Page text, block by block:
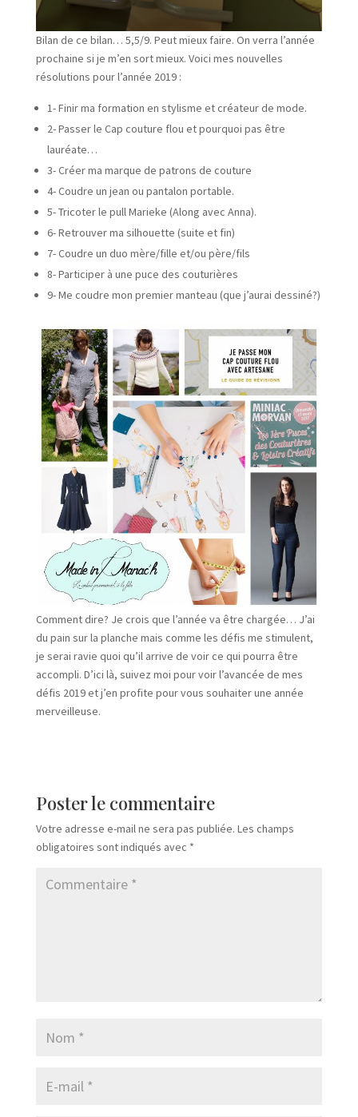
Bilan de ce bilan… 5,5/9. Peut mieux faire. On verra l’année
prochaine si je m’en sort mieux. Voici mes nouvelles
résolutions pour l’année 2019 :
1- Finir ma formation en stylisme et créateur de mode.
2- Passer le Cap couture flou et pourquoi pas être
lauréate…
3- Créer ma marque de patrons de couture
4- Coudre un jean ou pantalon portable.
5- Tricoter le pull Marieke (Along avec Anna).
6- Retrouver ma silhouette (suite et fin)
7- Coudre un duo mère/fille et/ou père/fils
8- Participer à une puce des couturières
9- Me coudre mon premier manteau (que j’aurai dessiné?)
Comment dire? Je crois que l’année va être chargée… J’ai
du pain sur la planche mais comme les défis me stimulent,
je serai ravie quoi qu’il arrive de voir ce qui pourra être
accompli. D’ici là, suivez moi pour voir l’avancée de mes
défis 2019 et j’en profite pour vous souhaiter une année
merveilleuse.
Poster le commentaire
Votre adresse e-mail ne sera pas publiée. Les champs
obligatoires sont indiqués avec *